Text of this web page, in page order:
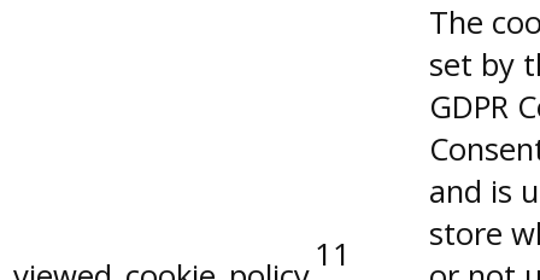
11
The
set by
GDPR
and is
store